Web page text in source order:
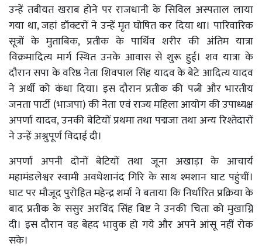
उन्हें तबीयत खराब होने पर राजधानी के सिविल अस्पताल लाया
गया था, जहां डॉक्टरों ने उन्हें मृत घोषित कर दिया था। पारिवारिक
सूत्रों के मुताबिक, प्रतीक के पार्थिव शरीर की अंतिम यात्रा
विक्रमादित्य मार्ग स्थित उनके आवास से शुरू हुई। शव यात्रा के
दौरान सपा के वरिष्ठ नेता शिवपाल सिंह यादव के बेटे आदित्य यादव
ने अर्थी को कंधा दिया। इस दौरान प्रतीक की पत्नी और भारतीय
जनता पार्टी (भाजपा) की नेता एवं राज्य महिला आयोग की उपाध्यक्ष
अपर्णा यादव, उनकी बेटियों प्रथमा तथा पद्मजा तथा अन्य रिश्तेदारों
ने उन्हें अश्रुपूर्ण विदाई दी।
अपर्णा अपनी दोनों बेटियों तथा जूना अखाड़ा के आचार्य
महामंडलेश्वर स्वामी अवधेशानंद गिरि के साथ श्मशान घाट पहुंचीं।
घाट पर मौजूद पुरोहित महेन्द्र शर्मा ने बताया कि निर्धारित प्रक्रिया के
बाद प्रतीक के ससुर अरविंद सिंह बिष्ट ने उनकी चिता को मुखाग्नि
दी। इस दौरान वह बेहद भावुक हो गये और अपने आंसू नहीं रोक
सके।